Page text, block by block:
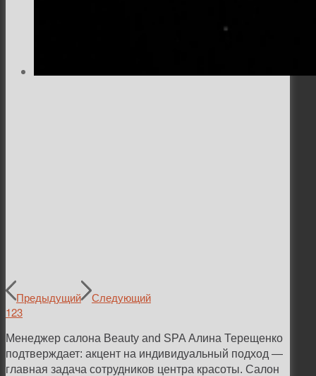
Предыдущий
Следующий
123
Менеджер салона Beauty and SPA Алина Терещенко
подтверждает: акцент на индивидуальный подход —
главная задача сотрудников центра красоты. Салон